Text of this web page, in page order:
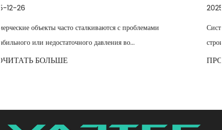
Системы водоснабжения в промышленности, сельском
строительстве часто сталкиваются с н...
ПРОЧИТАТЬ БОЛЬШЕ